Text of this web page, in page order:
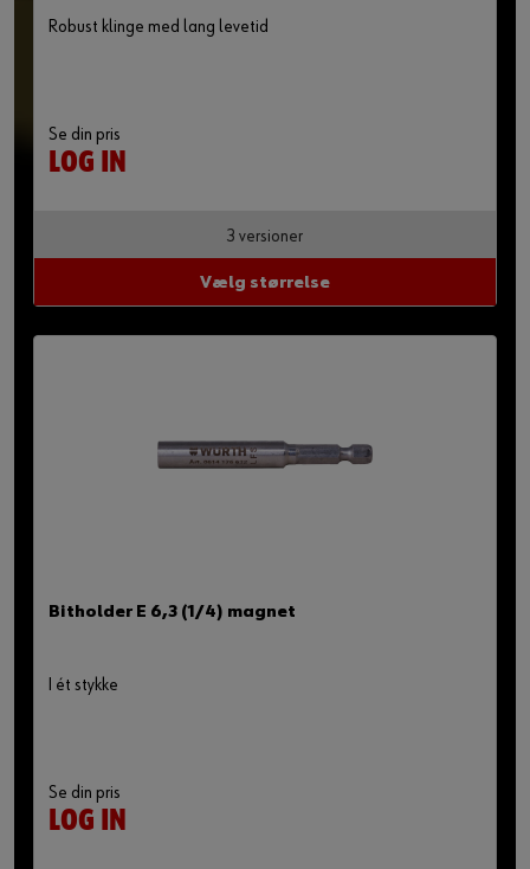
Robust klinge med lang levetid
Se din pris
LOG IN
3 versioner
Vælg størrelse
Bitholder E 6,3 (1/4) magnet
I ét stykke
Se din pris
LOG IN